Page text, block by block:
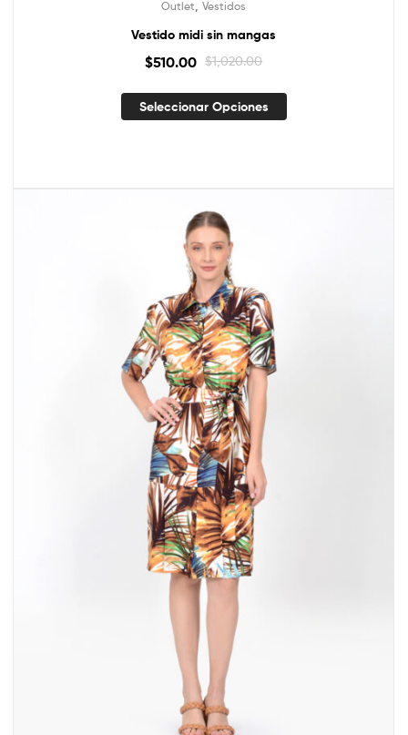
Outlet Vestidos
Vestido midi sin mangas
$1,020.00
$510.00
Seleccionar Opciones